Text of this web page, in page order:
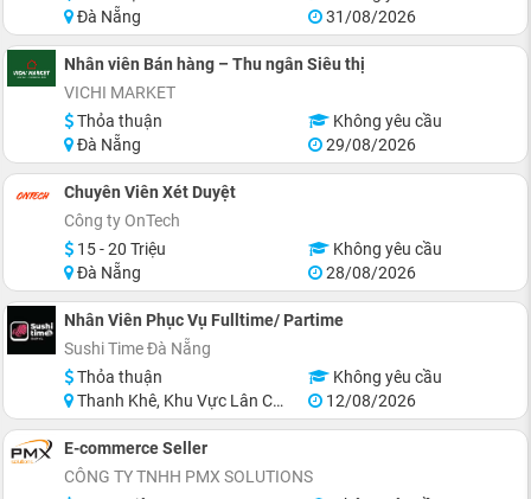
Đà Nẵng
31/08/2026
Nhân viên Bán hàng – Thu ngân Siêu thị
VICHI MARKET
Thỏa thuận
Không yêu cầu
Đà Nẵng
29/08/2026
Chuyên Viên Xét Duyệt
Công ty OnTech
15 - 20 Triệu
Không yêu cầu
Đà Nẵng
28/08/2026
Nhân Viên Phục Vụ Fulltime/ Partime
Sushi Time Đà Nẵng
Thỏa thuận
Không yêu cầu
Thanh Khê, Khu Vực Lân Cận Đà Nẵng
12/08/2026
E-commerce Seller
CÔNG TY TNHH PMX SOLUTIONS